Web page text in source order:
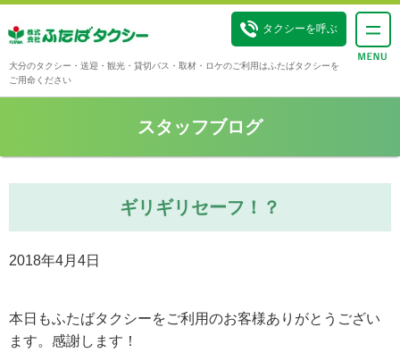
大分のタクシー・送迎・観光・貸切バス・取材・ロケのご利用はふたばタクシーを
ご用命ください
タクシーを呼ぶ
スタッフブログ
ギリギリセーフ！？
2018年4月4日
本日もふたばタクシーをご利用のお客様ありがとうござい
ます。感謝します！